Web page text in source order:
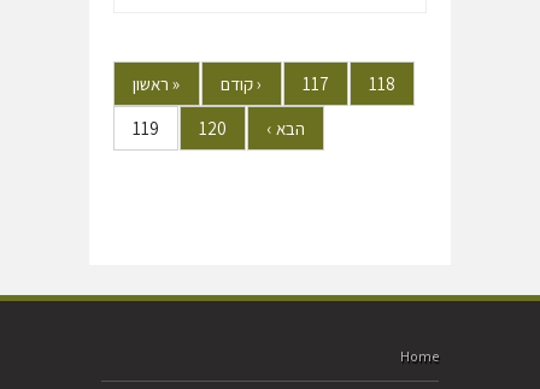
« ראשון ‹קודם 117
118
119
120 הבא ›
Home